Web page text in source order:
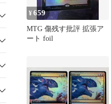
¥659
MTG 傷残す批評 拡張ア
ート foil